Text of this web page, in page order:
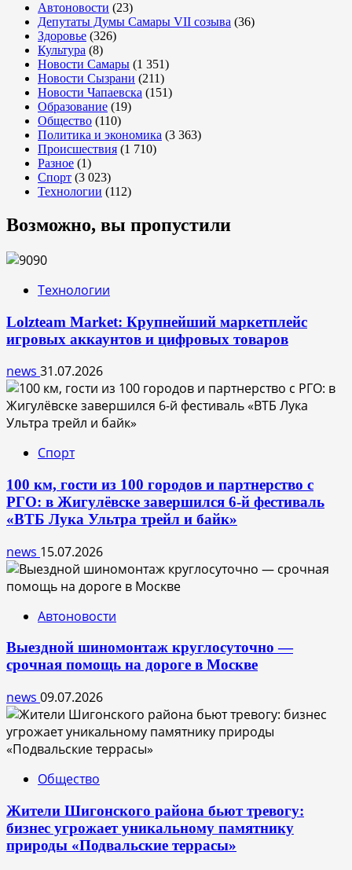
Автоновости (23)
Депутаты Думы Самары VII созыва (36)
Здоровье (326)
Культура (8)
Новости Самары (1 351)
Новости Сызрани (211)
Новости Чапаевска (151)
Образование (19)
Общество (110)
Политика и экономика (3 363)
Происшествия (1 710)
Разное (1)
Спорт (3 023)
Технологии (112)
Возможно, вы пропустили
Технологии
Lolzteam Market: Крупнейший маркетплейс
игровых аккаунтов и цифровых товаров
news 31.07.2026
Спорт
100 км, гости из 100 городов и партнерство с
РГО: в Жигулёвске завершился 6-й фестиваль
«ВТБ Лука Ультра трейл и байк»
news 15.07.2026
Автоновости
Выездной шиномонтаж круглосуточно —
срочная помощь на дороге в Москве
news 09.07.2026
Общество
Жители Шигонского района бьют тревогу:
бизнес угрожает уникальному памятнику
природы «Подвальские террасы»